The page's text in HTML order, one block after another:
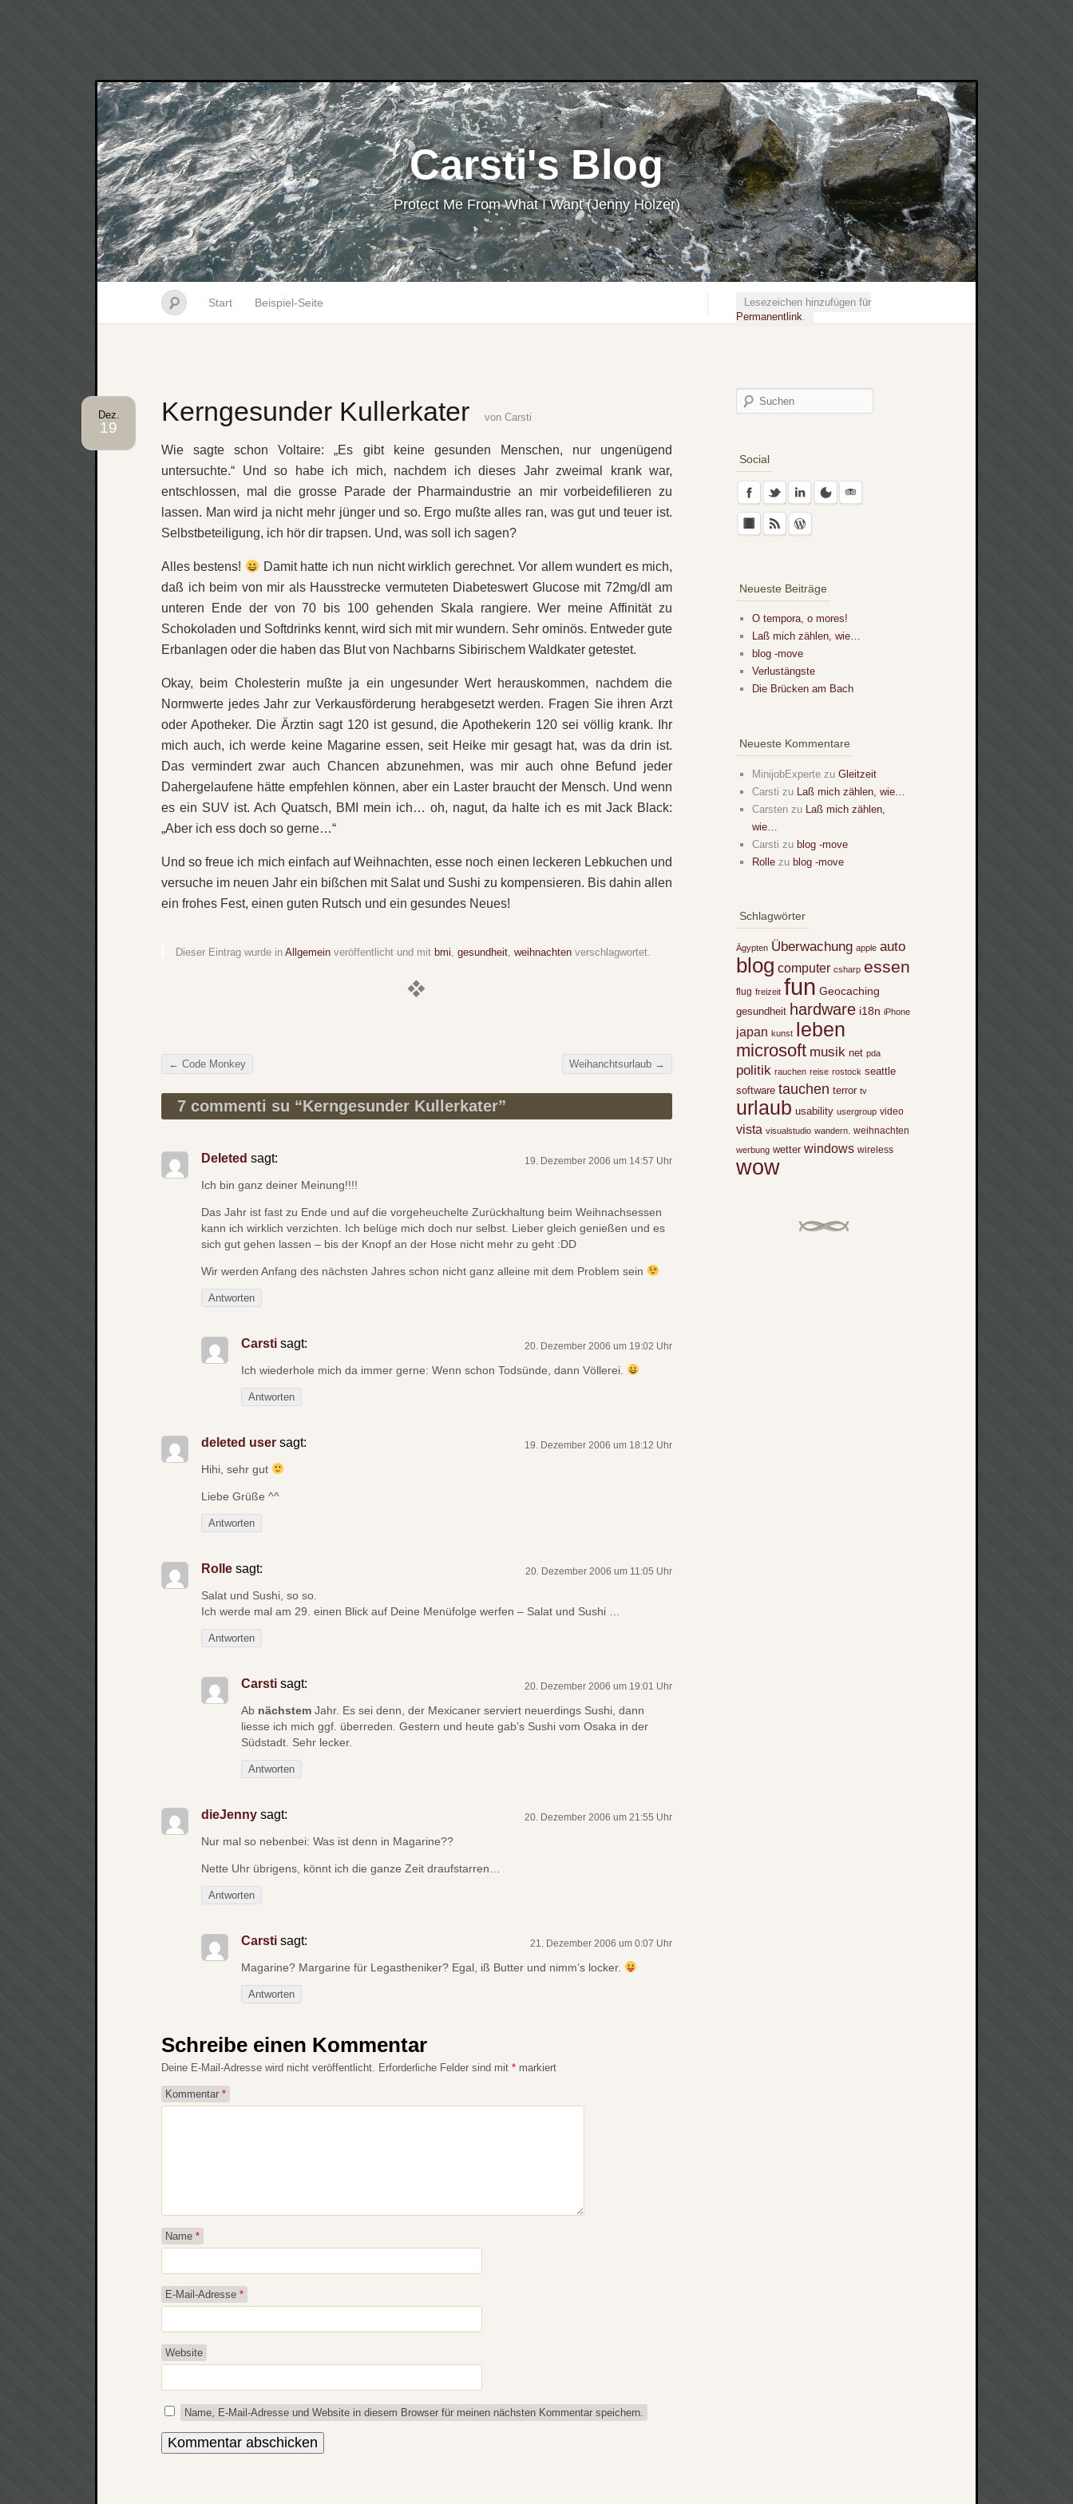
Carsti's Blog
Protect Me From What I Want (Jenny Holzer)
Start Beispiel-Seite
Lesezeichen hinzufügen für
Permanentlink.
Kerngesunder Kullerkater
Dez.
19
von Carsti
Wie sagte schon Voltaire: „Es gibt keine gesunden Menschen, nur ungenügend
untersuchte.“ Und so habe ich mich, nachdem ich dieses Jahr zweimal krank war,
entschlossen, mal die grosse Parade der Pharmaindustrie an mir vorbeidefilieren zu
lassen. Man wird ja nicht mehr jünger und so. Ergo mußte alles ran, was gut und teuer ist.
Selbstbeteiligung, ich hör dir trapsen. Und, was soll ich sagen?
Alles bestens!
Damit hatte ich nun nicht wirklich gerechnet. Vor allem wundert es mich,
daß ich beim von mir als Hausstrecke vermuteten Diabeteswert Glucose mit 72mg/dl am
unteren Ende der von 70 bis 100 gehenden Skala rangiere. Wer meine Affinität zu
Schokoladen und Softdrinks kennt, wird sich mit mir wundern. Sehr ominös. Entweder gute
Erbanlagen oder die haben das Blut von Nachbarns Sibirischem Waldkater getestet.
Okay, beim Cholesterin mußte ja ein ungesunder Wert herauskommen, nachdem die
Normwerte jedes Jahr zur Verkausförderung herabgesetzt werden. Fragen Sie ihren Arzt
oder Apotheker. Die Ärztin sagt 120 ist gesund, die Apothekerin 120 sei völlig krank. Ihr
mich auch, ich werde keine Magarine essen, seit Heike mir gesagt hat, was da drin ist.
Das vermindert zwar auch Chancen abzunehmen, was mir auch ohne Befund jeder
Dahergelaufene hätte empfehlen können, aber ein Laster braucht der Mensch. Und wenn
es ein SUV ist. Ach Quatsch, BMI mein ich… oh, nagut, da halte ich es mit Jack Black:
„Aber ich ess doch so gerne…“
Und so freue ich mich einfach auf Weihnachten, esse noch einen leckeren Lebkuchen und
versuche im neuen Jahr ein bißchen mit Salat und Sushi zu kompensieren. Bis dahin allen
ein frohes Fest, einen guten Rutsch und ein gesundes Neues!
Dieser Eintrag wurde in Allgemein veröffentlicht und mit bmi, gesundheit, weihnachten verschlagwortet.
Beitragsnavigation
← Code Monkey Weihanchtsurlaub →
7 commenti su “Kerngesunder Kullerkater”
Deleted sagt: 19. Dezember 2006 um 14:57 Uhr
Ich bin ganz deiner Meinung!!!!
Das Jahr ist fast zu Ende und auf die vorgeheuchelte Zurückhaltung beim Weihnachsessen
kann ich wirklich verzichten. Ich belüge mich doch nur selbst. Lieber gleich genießen und es
sich gut gehen lassen – bis der Knopf an der Hose nicht mehr zu geht :DD
Wir werden Anfang des nächsten Jahres schon nicht ganz alleine mit dem Problem sein
Antworten
Carsti sagt: 20. Dezember 2006 um 19:02 Uhr
Ich wiederhole mich da immer gerne: Wenn schon Todsünde, dann Völlerei.
Antworten
deleted user sagt: 19. Dezember 2006 um 18:12 Uhr
Hihi, sehr gut
Liebe Grüße ^^
Antworten
Rolle sagt: 20. Dezember 2006 um 11:05 Uhr
Salat und Sushi, so so.
Ich werde mal am 29. einen Blick auf Deine Menüfolge werfen – Salat und Sushi …
Antworten
Carsti sagt: 20. Dezember 2006 um 19:01 Uhr
Ab nächstem Jahr. Es sei denn, der Mexicaner serviert neuerdings Sushi, dann
liesse ich mich ggf. überreden. Gestern und heute gab’s Sushi vom Osaka in der
Südstadt. Sehr lecker.
Antworten
dieJenny sagt: 20. Dezember 2006 um 21:55 Uhr
Nur mal so nebenbei: Was ist denn in Magarine??
Nette Uhr übrigens, könnt ich die ganze Zeit draufstarren…
Antworten
Carsti sagt: 21. Dezember 2006 um 0:07 Uhr
Magarine? Margarine für Legastheniker? Egal, iß Butter und nimm’s locker.
Antworten
Schreibe einen Kommentar
Deine E-Mail-Adresse wird nicht veröffentlicht. Erforderliche Felder sind mit * markiert
Kommentar *
Name *
E-Mail-Adresse *
Website
Name, E-Mail-Adresse und Website in diesem Browser für meinen nächsten Kommentar speichern.
Social
Neueste Beiträge
O tempora, o mores!
Laß mich zählen, wie…
blog -move
Verlustängste
Die Brücken am Bach
Neueste Kommentare
MinijobExperte zu Gleitzeit
Carsti zu Laß mich zählen, wie…
Carsten zu Laß mich zählen,
wie…
Carsti zu blog -move
Rolle zu blog -move
Schlagwörter
Ägypten Überwachung apple auto
blog computer csharp essen
flug freizeit fun Geocaching
gesundheit hardware i18n iPhone
japan kunst leben
microsoft musik net pda
politik rauchen reise rostock seattle
software tauchen terror tv
urlaub usability usergroup video
vista visualstudio wandern. weihnachten
werbung wetter windows wireless
wow